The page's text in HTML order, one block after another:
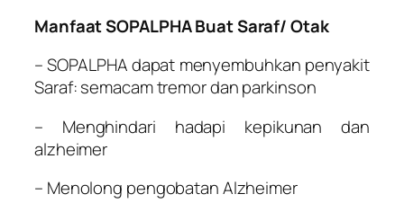
Manfaat SOPALPHA Buat Saraf/ Otak
– SOPALPHA dapat menyembuhkan penyakit
Saraf: semacam tremor dan parkinson
– Menghindari hadapi kepikunan dan
alzheimer
– Menolong pengobatan Alzheimer